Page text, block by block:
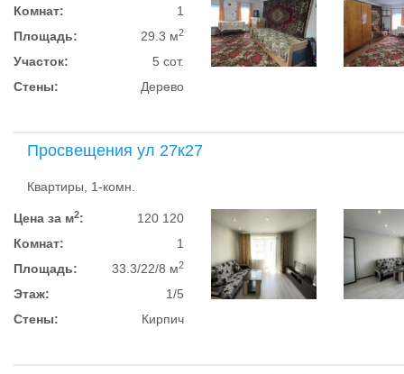
Комнат:
1
Площадь:
29.3 м2
Участок:
5 сот.
Стены:
Дерево
Просвещения ул 27к27
Квартиры, 1-комн.
Цена за м2:
120 120
Комнат:
1
Площадь:
33.3/22/8 м2
Этаж:
1/5
Стены:
Кирпич